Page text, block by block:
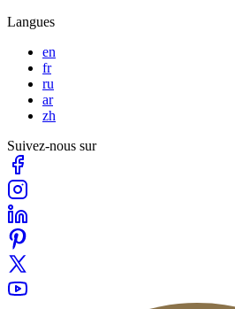
Langues
en
fr
ru
ar
zh
Suivez-nous sur